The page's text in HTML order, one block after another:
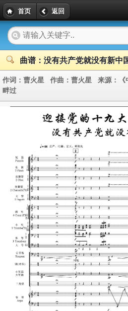
首页 返回
曲谱：没有共产党就没有新中
作词： 曹火星 作曲： 曹火星 来源：
畔过